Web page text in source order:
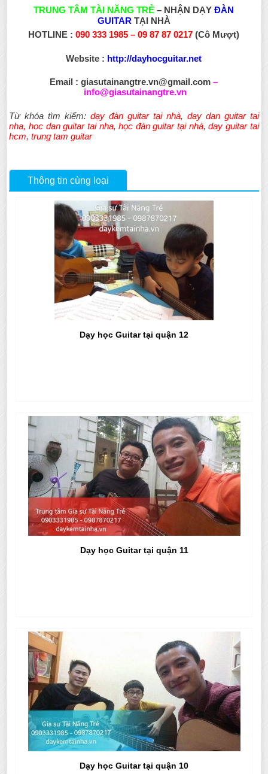
TRUNG TÂM TÀI NĂNG TRẺ – NHẬN DẠYĐÀN
GUITAR TẠI NHÀ
HOTLINE :090 333 1985 – 09 87 87 0217(Cô Mượt)
Website : http://dayhocguitar.net
Email :giasutainangtre.vn@gmail.com –
info@giasutainangtre.vn
Từ khóa tìm kiếm: dạy đàn guitar tại nhà, day dan guitar tai
nha, hoc dan guitar tai nha,học đàn guitar tại nhà, day guitar tai
hcm,trung tam guitar
Thông tin cùng loại
Dạy học Guitar tại quận 12
Dạy học Guitar tại quận 11
Dạy học Guitar tại quận 10